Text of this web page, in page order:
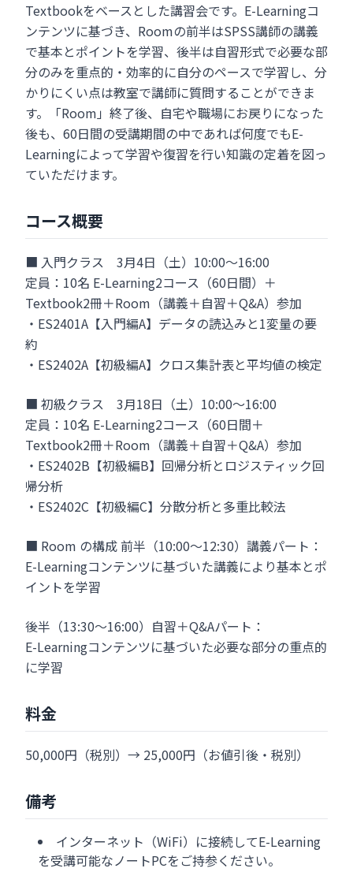
Textbookをベースとした講習会です。E-Learningコ
ンテンツに基づき、Roomの前半はSPSS講師の講義
で基本とポイントを学習、後半は自習形式で必要な部
分のみを重点的・効率的に自分のペースで学習し、分
かりにくい点は教室で講師に質問することができま
す。「Room」終了後、自宅や職場にお戻りになった
後も、60日間の受講期間の中であれば何度でもE-
Learningによって学習や復習を行い知識の定着を図っ
ていただけます。
コース概要
■ 入門クラス 3月4日（土）10:00～16:00
定員：10名 E-Learning2コース（60日間）＋
Textbook2冊＋Room（講義＋自習＋Q&A）参加
・ES2401A【入門編A】データの読込みと1変量の要
約
・ES2402A【初級編A】クロス集計表と平均値の検定
■ 初級クラス 3月18日（土）10:00～16:00
定員：10名 E-Learning2コース（60日間＋
Textbook2冊＋Room（講義＋自習＋Q&A）参加
・ES2402B【初級編B】回帰分析とロジスティック回
帰分析
・ES2402C【初級編C】分散分析と多重比較法
■ Room の構成 前半（10:00～12:30）講義パート：
E-Learningコンテンツに基づいた講義により基本とポ
イントを学習
後半（13:30～16:00）自習＋Q&Aパート：
E-Learningコンテンツに基づいた必要な部分の重点的
に学習
料金
50,000円（税別）→ 25,000円（お値引後・税別）
備考
インターネット（WiFi）に接続してE-Learning
を受講可能なノートPCをご持参ください。